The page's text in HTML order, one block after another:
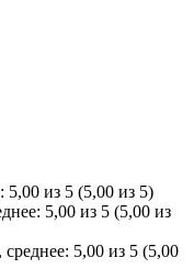
(5,00 из 5)
(5,00 из
(5,00